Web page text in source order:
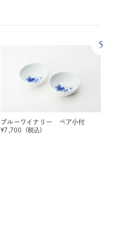
5
ブルーワイナリー ペア小付
¥7,700 （税込）